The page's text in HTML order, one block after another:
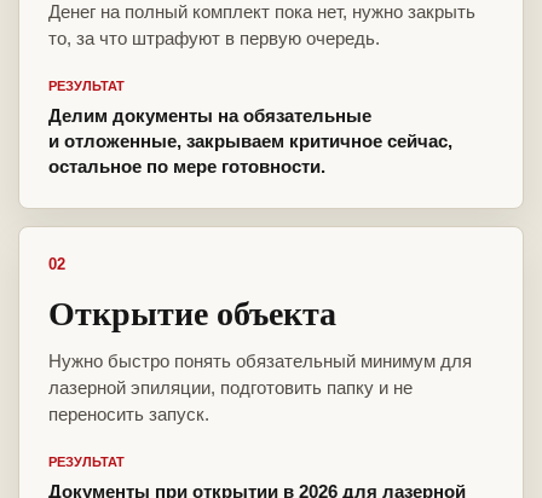
Денег на полный комплект пока нет, нужно закрыть
то, за что штрафуют в первую очередь.
РЕЗУЛЬТАТ
Делим документы на обязательные
и отложенные, закрываем критичное сейчас,
остальное по мере готовности.
02
Открытие объекта
Нужно быстро понять обязательный минимум для
лазерной эпиляции, подготовить папку и не
переносить запуск.
РЕЗУЛЬТАТ
Документы при открытии в 2026 для лазерной